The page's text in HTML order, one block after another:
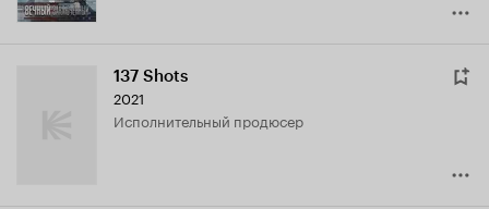
137 Shots
2021
исполнительный продюсер